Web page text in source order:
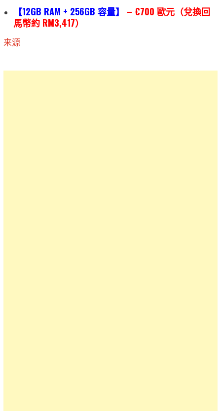
【12GB RAM + 256GB 容量】
– €700 歐元（兌換回
馬幣約 RM3,417）
来源